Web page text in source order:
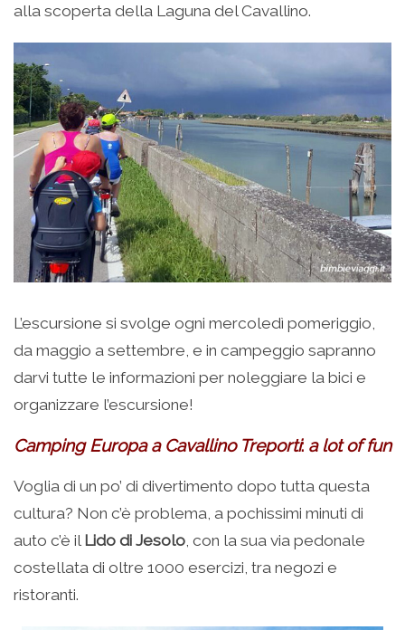
alla scoperta della Laguna del Cavallino.
L’escursione si svolge ogni mercoledì pomeriggio,
da maggio a settembre, e in campeggio sapranno
darvi tutte le informazioni per noleggiare la bici e
organizzare l’escursione!
Camping Europa a Cavallino Treporti: a lot of fun
Voglia di un po’ di divertimento dopo tutta questa
cultura? Non c’è problema, a pochissimi minuti di
auto c’è il Lido di Jesolo , con la sua via pedonale
costellata di oltre 1000 esercizi, tra negozi e
ristoranti.